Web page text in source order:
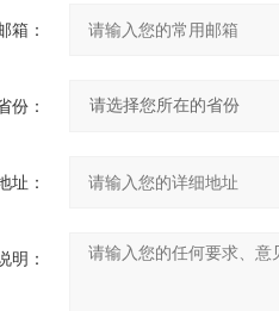
箱：
份：
址：
明：